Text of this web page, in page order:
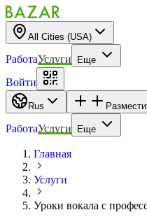
All Cities (USA)
РаботаУслуги Еще
Войти
Rus
РаботаУслуги Еще
Главная
Услуги
Уроки вокала с